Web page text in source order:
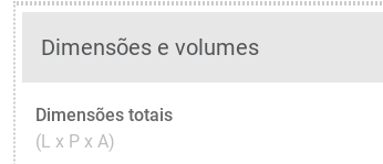
Dimensões e volumes
Dimensões totais
(L x P x A)